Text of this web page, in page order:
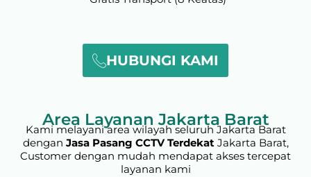
HUBUNGI KAMI
Area Layanan Jakarta Barat
Kami melayani area wilayah seluruh Jakarta Barat
dengan Jasa Pasang CCTV TerdekatJakarta Barat,
Customer dengan mudah mendapat akses tercepat
layanan kami